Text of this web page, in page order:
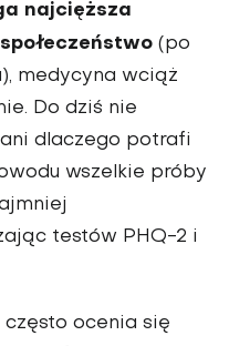
najcięższa
(po
medycyna wciąż
Do dziś nie
dlaczego potrafi
wszelkie próby
testów PHQ-2 i
ocenia się